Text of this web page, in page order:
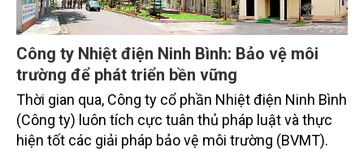
Công ty Nhiệt điện Ninh Bình: Bảo vệ môi
trường để phát triển bền vững
Thời gian qua, Công ty cổ phần Nhiệt điện Ninh Bình
(Công ty) luôn tích cực tuân thủ pháp luật và thực
hiện tốt các giải pháp bảo vệ môi trường (BVMT).